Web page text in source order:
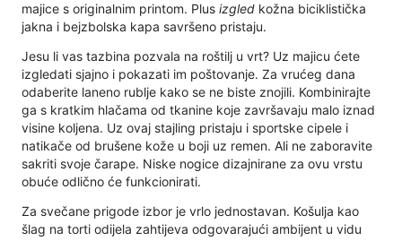
majice s originalnim printom. Plus izgled kožna biciklistička
jakna i bejzbolska kapa savršeno pristaju.
Jesu li vas tazbina pozvala na roštilj u vrt? Uz majicu ćete
izgledati sjajno i pokazati im poštovanje. Za vrućeg dana
odaberite laneno rublje kako se ne biste znojili. Kombinirajte
ga s kratkim hlačama od tkanine koje završavaju malo iznad
visine koljena. Uz ovaj stajling pristaju i sportske cipele i
natikače od brušene kože u boji uz remen. Ali ne zaboravite
sakriti svoje čarape. Niske nogice dizajnirane za ovu vrstu
obuće odlično će funkcionirati.
Za svečane prigode izbor je vrlo jednostavan. Košulja kao
šlag na torti odijela zahtijeva odgovarajući ambijent u vidu